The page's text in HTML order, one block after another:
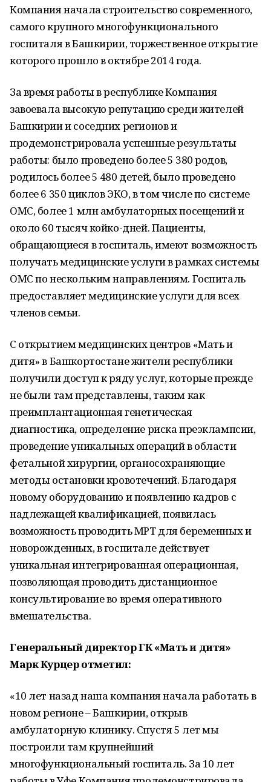
Компания начала строительство современного,
самого крупного многофункционального
госпиталя в Башкирии, торжественное открытие
которого прошло в октябре 2014 года.
За время работы в республике Компания
завоевала высокую репутацию среди жителей
Башкирии и соседних регионов и
продемонстрировала успешные результаты
работы: было проведено более 5 380 родов,
родилось более 5 480 детей, было проведено
более 6 350 циклов ЭКО, в том числе по системе
ОМС, более 1 млн амбулаторных посещений и
около 60 тысяч койко-дней. Пациенты,
обращающиеся в госпиталь, имеют возможность
получать медицинские услуги в рамках системы
ОМС по нескольким направлениям. Госпиталь
предоставляет медицинские услуги для всех
членов семьи.
С открытием медицинских центров «Мать и
дитя» в Башкортостане жители республики
получили доступ к ряду услуг, которые прежде
не были там представлены, таким как
преимплантационная генетическая
диагностика, определение риска преэклампсии,
проведение уникальных операций в области
фетальной хирургии, органосохраняющие
методы остановки кровотечений. Благодаря
новому оборудованию и появлению кадров с
надлежащей квалификацией, появилась
возможность проводить МРТ для беременных и
новорожденных, в госпитале действует
уникальная интегрированная операционная,
позволяющая проводить дистанционное
консультирование во время оперативного
вмешательства.
Генеральный директор ГК «Мать и дитя»
Марк Курцер отметил:
«10 лет назад наша компания начала работать в
новом регионе – Башкирии, открыв
амбулаторную клинику. Спустя 5 лет мы
построили там крупнейший
многофункциональный госпиталь. За 10 лет